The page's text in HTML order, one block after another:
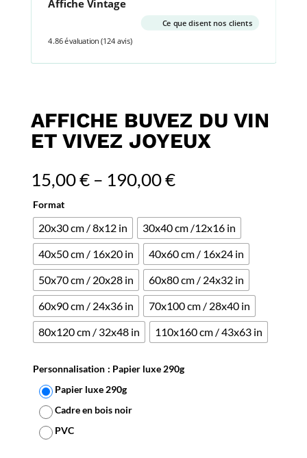
Affiche Vintage
Ce que disent nos clients
4.86 évaluation (124 avis)
AFFICHE BUVEZ DU VIN
ET VIVEZ JOYEUX
15,00€– 190,00€
Format
20x30 cm / 8x12 in
30x40 cm /12x16 in
40x50 cm / 16x20 in
40x60 cm / 16x24 in
50x70 cm / 20x28 in
60x80 cm / 24x32 in
60x90 cm / 24x36 in
70x100 cm / 28x40 in
80x120 cm / 32x48 in
110x160 cm / 43x63 in
Personnalisation : Papier luxe 290g
Papier luxe 290g
Cadre en bois noir
PVC